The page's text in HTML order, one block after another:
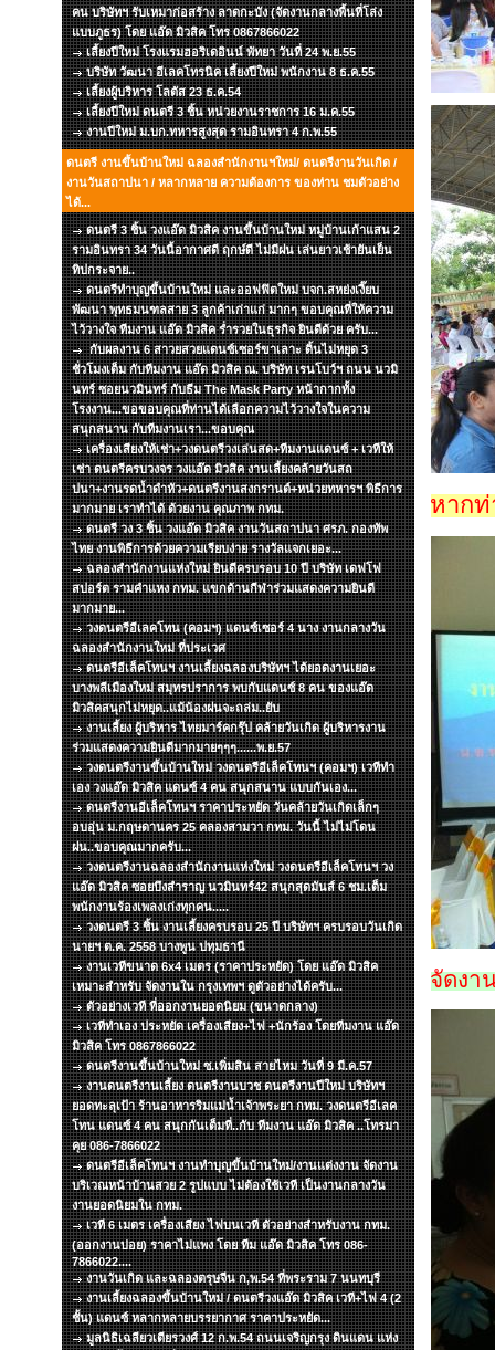
คน บริษัทฯ รับเหมาก่อสร้าง ลาดกะบัง (จัดงานกลางพื้นที่โล่ง
แบบภูธร) โดย แอ๊ด มิวสิค โทร 0867866022
เลี้ยงปีใหม่ โรงแรมฮอริเดอินน์ พัทยา วันที่ 24 พ.ย.55
บริษัท วัฒนา อีเลคโทรนิค เลี้ยงปีใหม่ พนักงาน 8 ธ.ค.55
เลี้ยงผู้บริหาร โลตัส 23 ธ.ค.54
เลี้ยงปีใหม่ ดนตรี 3 ชิ้น หน่วยงานราชการ 16 ม.ค.55
งานปีใหม่ ม.บก.ทหารสูงสุด รามอินทรา 4 ก.พ.55
ดนตรี งานขึ้นบ้านใหม่ ฉลองสำนักงานฯใหม่/ ดนตรีงานวันเกิด /
งานวันสถาปนา / หลากหลาย ความต้องการ ของท่าน ชมตัวอย่าง
ได้...
ดนตรี 3 ชิ้น วงแอ๊ด มิวสิค งานขึ้นบ้านใหม่ หมู่บ้านเก้าแสน 2
รามอินทรา 34 วันนี้อากาศดี ฤกษ์ดี ไม่มีฝน เล่นยาวเช้ายันเย็น
ทิปกระจาย..
ดนตรีทำบุญขึ้นบ้านใหม่ และออฟฟิตใหม่ บจก.สหย่งเงี๊ยบ
พัฒนา พุทธมนฑลสาย 3 ลูกค้าเก่าแก่ มากๆ ขอบคุณที่ให้ความ
ไว้วางใจ ทีมงาน แอ๊ด มิวสิค ร่ำรวยในธุรกิจ ยินดีด้วย ครับ...
กับผลงาน 6 สาวยสวยแดนซ์เซอร์ขาเลาะ ดิ้นไม่หยุด 3
ชั่วโมงเต็ม กับทีมงาน แอ๊ด มิวสิค ณ. บริษัท เรนโบว์ฯ ถนน นวมิ
นทร์ ซอยนวมินทร์ กับธีม The Mask Party หน้ากากทั้ง
โรงงาน...ขอขอบคุณที่ท่านได้เลือกความไว้วางใจในความ
สนุกสนาน กับทีมงานเรา...ขอบคุณ
เครื่องเสียงให้เช่า+วงดนตรีวงเล่นสด+ทีมงานแดนซ์ + เวทีให้
เช่า ดนตรีครบวงจร วงแอ๊ด มิวสิค งานเลี้ยงคล้ายวันสถ
ปนา+งานรดน้ำดำหัว+ดนตรีงานสงกรานต์+หน่วยทหารฯ พิธีการ
มากมาย เราทำได้ ด้วยงาน คุณภาพ กทม.
ดนตรี วง 3 ชิ้น วงแอ๊ด มิวสิค งานวันสถาปนา ศรภ. กองทัพ
ไทย งานพิธีการด้วยความเรียบง่าย รางวัลแจกเยอะ...
ฉลองสำนักงานแห่งใหม่ ยินดีครบรอบ 10 ปี บริษัท เดฟโฟ
สปอร์ต รามคำแหง กทม. แขกด้านกีฬาร่วมแสดงความยินดี
มากมาย...
วงดนตรีอีเลคโทน (คอมฯ) แดนซ์เซอร์ 4 นาง งานกลางวัน
ฉลองสำนักงานใหม่ ที่ประเวศ
ดนตรีอีเล็คโทนฯ งานเลี้ยงฉลองบริษัทฯ ได้ยอดงานเยอะ
บางพลีเมืองใหม่ สมุทรปราการ พบกับแดนซ์ 8 คน ของแอ๊ด
มิวสิคสนุกไม่หยุด..แม้น้องฝนจะถล่ม..ยับ
งานเลี้ยง ผู้บริหาร ไทยมาร์คกรุ๊ป คล้ายวันเกิด ผู้บริหารงาน
ร่วมแสดงความยินดีมากมายๆๆๆ......พ.ย.57
วงดนตรีงานขึ้นบ้านใหม่ วงดนตรีอีเล็คโทนฯ (คอมฯ) เวทีทำ
เอง วงแอ๊ด มิวสิค แดนซ์ 4 คน สนุกสนาน แบบกันเอง...
ดนตรีงานอีเล็คโทนฯ ราคาประหยัด วันคล้ายวันเกิดเล็กๆ
อบอุ่น ม.กฤษดานคร 25 คลองสามวา กทม. วันนี้ ไม่ไม่โดน
ฝน..ขอบคุณมากครับ...
วงดนตรีงานฉลองสำนักงานแห่งใหม่ วงดนตรีอีเล็คโทนฯ วง
แอ๊ด มิวสิค ซอยบึงสำราญ นวมินทร์42 สนุกสุดมันส์ 6 ชม.เต็ม
พนักงานร้องเพลงเก่งทุกคน.....
วงดนตรี 3 ชิ้น งานเลี้ยงครบรอบ 25 ปี บริษัทฯ ครบรอบวันเกิด
นายฯ ต.ค. 2558 บางพูน ปทุมธานี
งานเวทีขนาด 6x4 เมตร (ราคาประหยัด) โดย แอ๊ด มิวสิค
เหมาะสำหรับ จัดงานใน กรุงเทพฯ ดูตัวอย่างได้ครับ...
ตัวอย่างเวที ที่ออกงานยอดนิยม (ขนาดกลาง)
เวทีทำเอง ประหยัด เครื่องเสียง+ไฟ +นักร้อง โดยทีมงาน แอ๊ด
มิวสิค โทร 0867866022
ดนตรีงานขึ้นบ้านใหม่ ซ.เพิ่มสิน สายไหม วันที่ 9 มี.ค.57
งานดนตรีงานเลี้ยง ดนตรีงานบวช ดนตรีงานปีใหม่ บริษัทฯ
ยอดทะลุเป้า ร้านอาหารริมแม่น้ำเจ้าพระยา กทม. วงดนตรีอีเลค
โทน แดนซ์ 4 คน สนุกกันเต็มที่..กับ ทีมงาน แอ๊ด มิวสิค ..โทรมา
คุย 086-7866022
ดนตรีอีเล็คโทนฯ งานทำบุญขึ้นบ้านใหม่/งานแต่งงาน จัดงาน
บริเวณหน้าบ้านสวย 2 รูปแบบ ไม่ต้องใช้เวที เป็นงานกลางวัน
งานยอดนิยมใน กทม.
เวที 6 เมตร เครื่องเสียง ไฟบนเวที ตัวอย่างสำหรับงาน กทม.
(ออกงานบ่อย) ราคาไม่แพง โดย ทีม แอ๊ด มิวสิค โทร 086-
7866022....
งานวันเกิด และฉลองตรุษจีน ก,พ.54 ที่พระราม 7 นนทบุรี
งานเลี้ยงฉลองขึ้นบ้านใหม่ / ดนตรีวงแอ๊ด มิวสิค เวที+ไฟ 4 (2
ชั้น) แดนซ์ หลากหลายบรรยากาศ ราคาประหยัด...
มูลนิธิเฉลียวเตียรวงศ์ 12 ก.พ.54 ถนนเจริญกรุง ดินแดน แห่ง
หาก
จัดงา